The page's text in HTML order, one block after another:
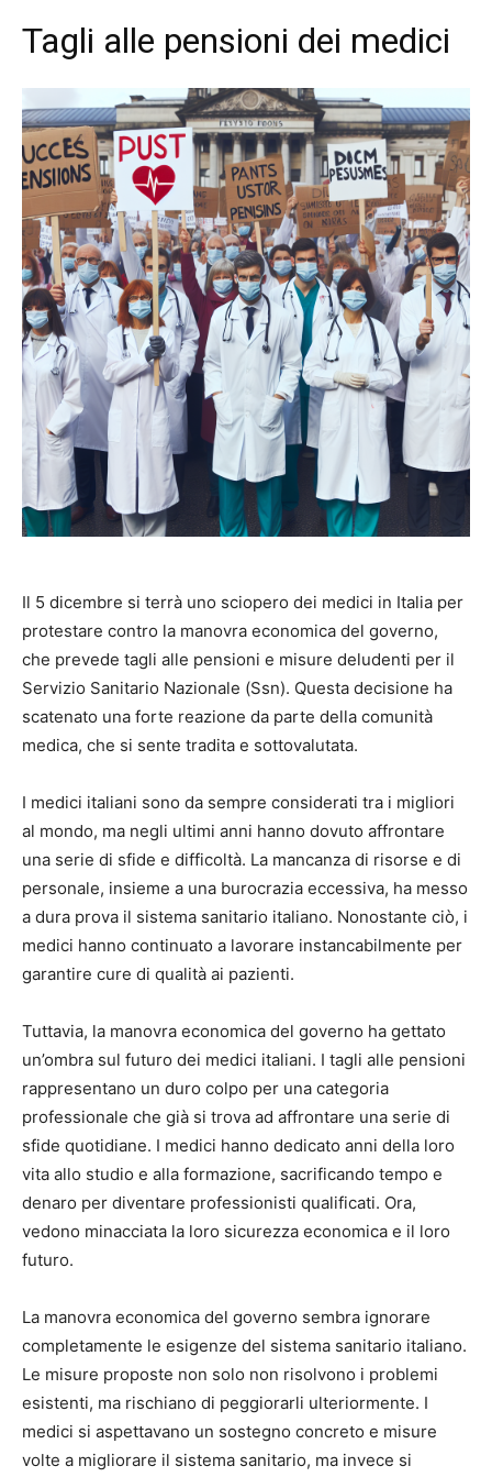
Tagli alle pensioni dei medici
Il 5 dicembre si terrà uno sciopero dei medici in Italia per
protestare contro la manovra economica del governo,
che prevede tagli alle pensioni e misure deludenti per il
Servizio Sanitario Nazionale (Ssn). Questa decisione ha
scatenato una forte reazione da parte della comunità
medica, che si sente tradita e sottovalutata.
I medici italiani sono da sempre considerati tra i migliori
al mondo, ma negli ultimi anni hanno dovuto affrontare
una serie di sfide e difficoltà. La mancanza di risorse e di
personale, insieme a una burocrazia eccessiva, ha messo
a dura prova il sistema sanitario italiano. Nonostante ciò, i
medici hanno continuato a lavorare instancabilmente per
garantire cure di qualità ai pazienti.
Tuttavia, la manovra economica del governo ha gettato
un’ombra sul futuro dei medici italiani. I tagli alle pensioni
rappresentano un duro colpo per una categoria
professionale che già si trova ad affrontare una serie di
sfide quotidiane. I medici hanno dedicato anni della loro
vita allo studio e alla formazione, sacrificando tempo e
denaro per diventare professionisti qualificati. Ora,
vedono minacciata la loro sicurezza economica e il loro
futuro.
La manovra economica del governo sembra ignorare
completamente le esigenze del sistema sanitario italiano.
Le misure proposte non solo non risolvono i problemi
esistenti, ma rischiano di peggiorarli ulteriormente. I
medici si aspettavano un sostegno concreto e misure
volte a migliorare il sistema sanitario, ma invece si